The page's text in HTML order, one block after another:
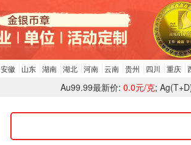
安徽 山东 湖南 湖北 河南 云南 贵州 四川 重庆
Au99.99最新价: 0.0元/克;